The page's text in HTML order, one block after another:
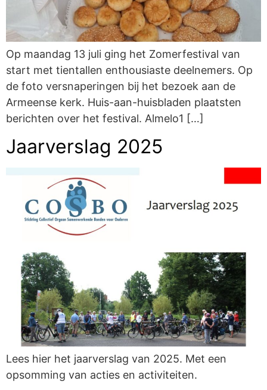
Op maandag 13 juli ging het Zomerfestival van
start met tientallen enthousiaste deelnemers. Op
de foto versnaperingen bij het bezoek aan de
Armeense kerk. Huis-aan-huisbladen plaatsten
berichten over het festival. Almelo1 […]
Jaarverslag 2025
Lees hier het jaarverslag van 2025. Met een
opsomming van acties en activiteiten.